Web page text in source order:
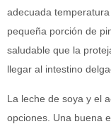
adecuada
pequeña porción de
saludable que la
llegar al intestino
La leche de soya y el
opciones. Una buena